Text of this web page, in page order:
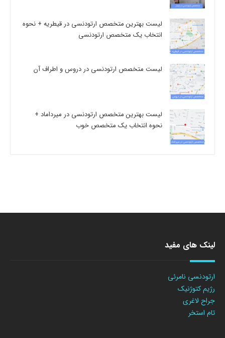
لیست بهترین متخصص ارتودنسی در قیطریه + نحوه
انتخاب یک متخصص ارتودنسی
لیست متخصص ارتودنسی در دروس و اطراف آن
لیست بهترین متخصص ارتودنسی در میرداماد +
نحوه انتخاب یک متخصص خوب
لینک های مفید
ارتودنسی نامرئی
رژیم کتوژنیک
جراح لاغری
تام استخر